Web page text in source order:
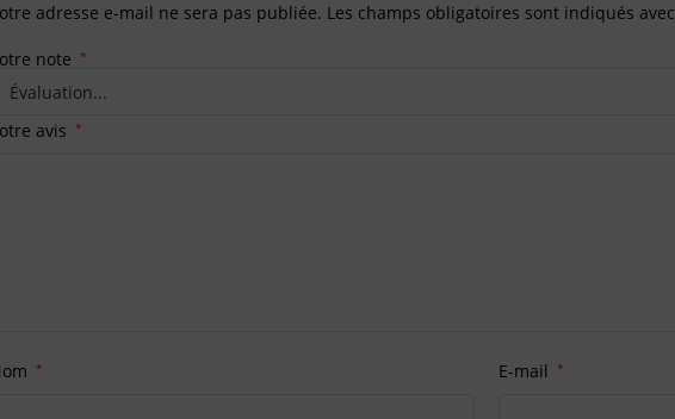
adresse e-mail ne sera pas publiée. Les champs obligatoires sont indiqués avec
note *
avis *
* E-mail *